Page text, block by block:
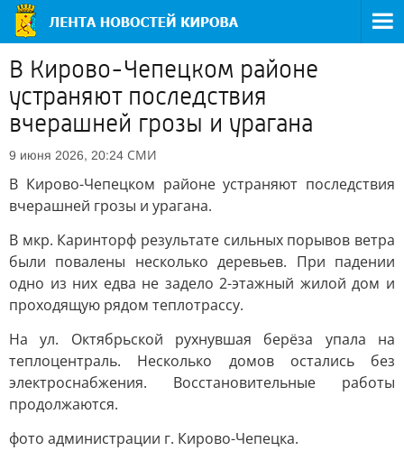
В Кирово-Чепецком районе
устраняют последствия
вчерашней грозы и урагана
9 июня 2026, 20:24 СМИ
В Кирово-Чепецком районе устраняют последствия
вчерашней грозы и урагана.
В мкр. Каринторф результате сильных порывов ветра
были повалены несколько деревьев. При падении
одно из них едва не задело 2-этажный жилой дом и
проходящую рядом теплотрассу.
На ул. Октябрьской рухнувшая берёза упала на
теплоцентраль. Несколько домов остались без
электроснабжения. Восстановительные работы
продолжаются.
фото администрации г. Кирово-Чепецка.